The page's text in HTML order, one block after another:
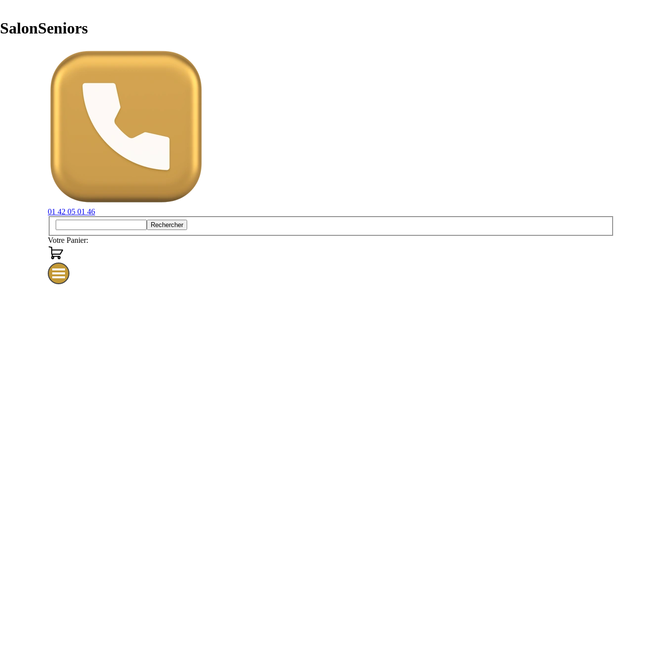
SalonSeniors
01 42 05 01 46
Rechercher
Votre Panier: